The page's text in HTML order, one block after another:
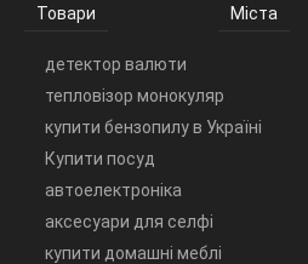
Товари Міста
детектор валюти
тепловізор монокуляр
купити бензопилу в Україні
Купити посуд
автоелектроніка
аксесуари для селфі
купити домашні меблі